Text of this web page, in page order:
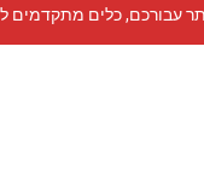
עבורכם, כלים מתקדמים